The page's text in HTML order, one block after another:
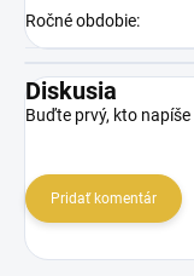
Ročné obdobie:
Diskusia
Buďte prvý, kto
Pridať komentár